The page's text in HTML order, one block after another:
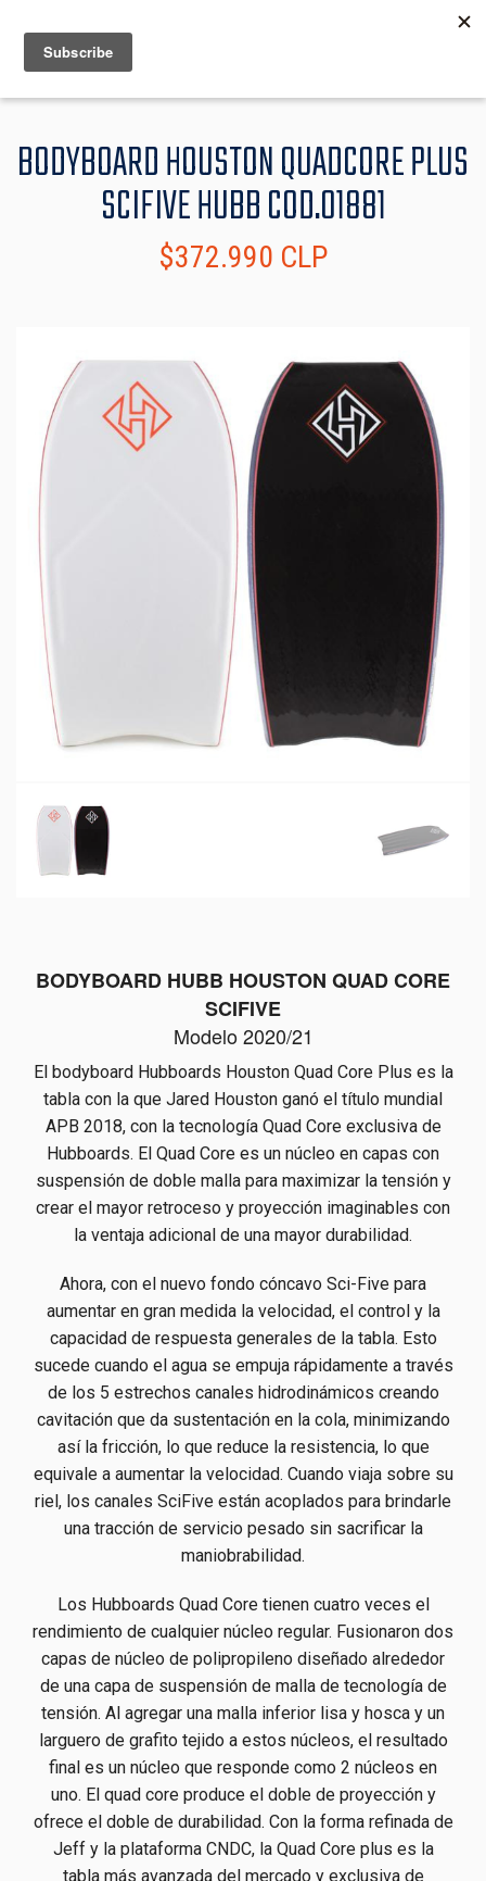
MENU
BODYBOARD HOUSTON QUADCORE PLUS
SCIFIVE HUBB COD.01881
$372.990 CLP
BODYBOARD HUBB HOUSTON QUAD CORE
SCIFIVE
Modelo 2020/21
El bodyboard Hubboards Houston Quad Core Plus es la
tabla con la que Jared Houston ganó el título mundial
APB 2018, con la tecnología Quad Core exclusiva de
Hubboards. El Quad Core es un núcleo en capas con
suspensión de doble malla para maximizar la tensión y
crear el mayor retroceso y proyección imaginables con
la ventaja adicional de una mayor durabilidad.
Ahora, con el nuevo fondo cóncavo Sci-Five para
aumentar en gran medida la velocidad, el control y la
capacidad de respuesta generales de la tabla. Esto
sucede cuando el agua se empuja rápidamente a través
de los 5 estrechos canales hidrodinámicos creando
cavitación que da sustentación en la cola, minimizando
así la fricción, lo que reduce la resistencia, lo que
equivale a aumentar la velocidad. Cuando viaja sobre su
riel, los canales SciFive están acoplados para brindarle
una tracción de servicio pesado sin sacrificar la
maniobrabilidad.
Los Hubboards Quad Core tienen cuatro veces el
rendimiento de cualquier núcleo regular. Fusionaron dos
capas de núcleo de polipropileno diseñado alrededor
de una capa de suspensión de malla de tecnología de
tensión. Al agregar una malla inferior lisa y hosca y un
larguero de grafito tejido a estos núcleos, el resultado
final es un núcleo que responde como 2 núcleos en
uno. El quad core produce el doble de proyección y
ofrece el doble de durabilidad. Con la forma refinada de
Jeff y la plataforma CNDC, la Quad Core plus es la
tabla más avanzada del mercado y exclusiva de